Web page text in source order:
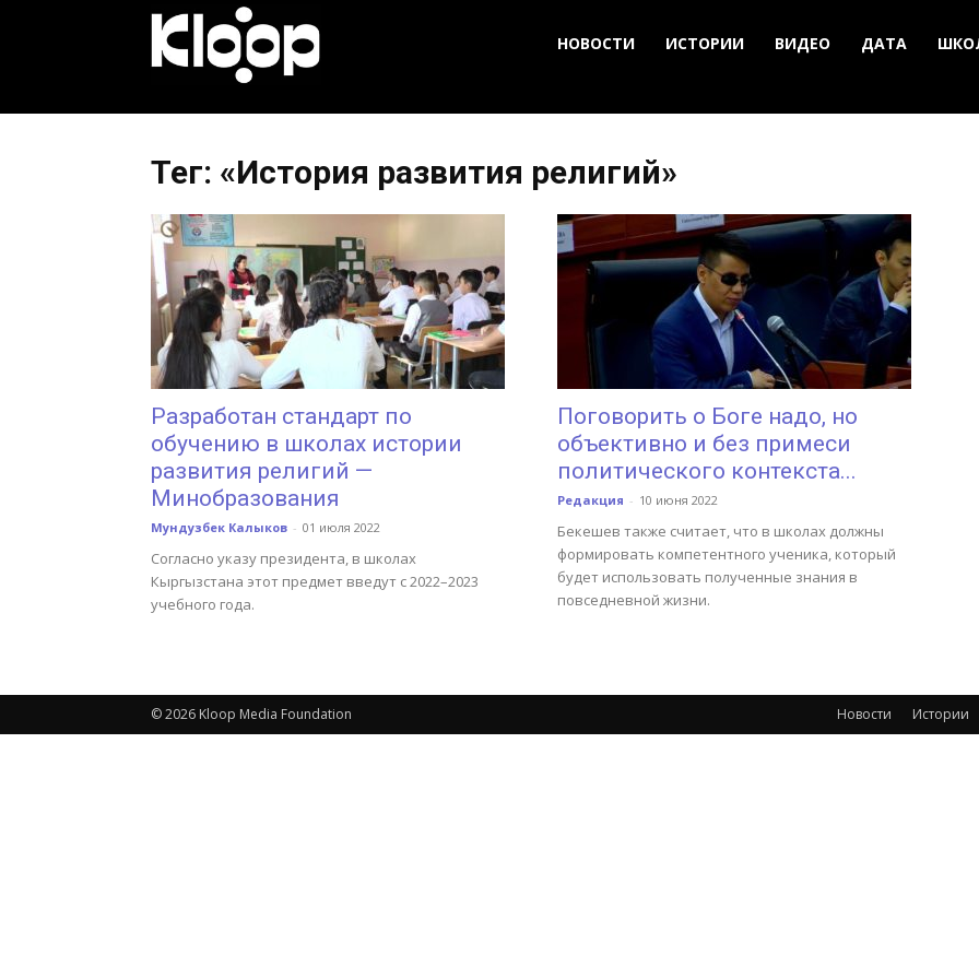
Новости
Кыргызстана
НОВОСТИ ИСТОРИИ ВИДЕО ДАТА
Тег: «История развития религий»
Разработан стандарт по
обучению в школах истории
развития религий —
Минобразования
Мундузбек Калыков - 01 июля 2022
Согласно указу президента, в школах
Кыргызстана этот предмет введут с 2022–2023
учебного года.
Поговорить о Боге надо, но
объективно и без примеси
политического контекста...
Редакция - 10 июня 2022
Бекешев также считает, что в школах должны
формировать компетентного ученика, который
будет использовать полученные знания в
повседневной жизни.
Новости Истории
© 2026 Kloop Media Foundation